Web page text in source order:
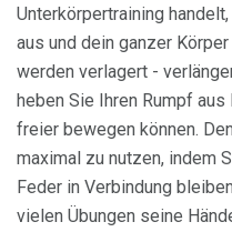
Unterkörpertraining
aus und dein ganzer
werden verlagert -
heben Sie Ihren Rumpf
freier bewegen können.
maximal zu nutzen, indem
Feder in Verbindung
vielen Übungen seine